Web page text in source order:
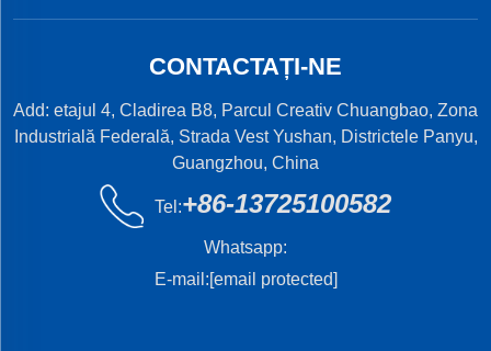
CONTACTAȚI-NE
Add: etajul 4, Cladirea B8, Parcul Creativ Chuangbao, Zona
Industrială Federală, Strada Vest Yushan, Districtele Panyu,
Guangzhou, China
Tel:+86-13725100582
Whatsapp:
E-mail:[email protected]